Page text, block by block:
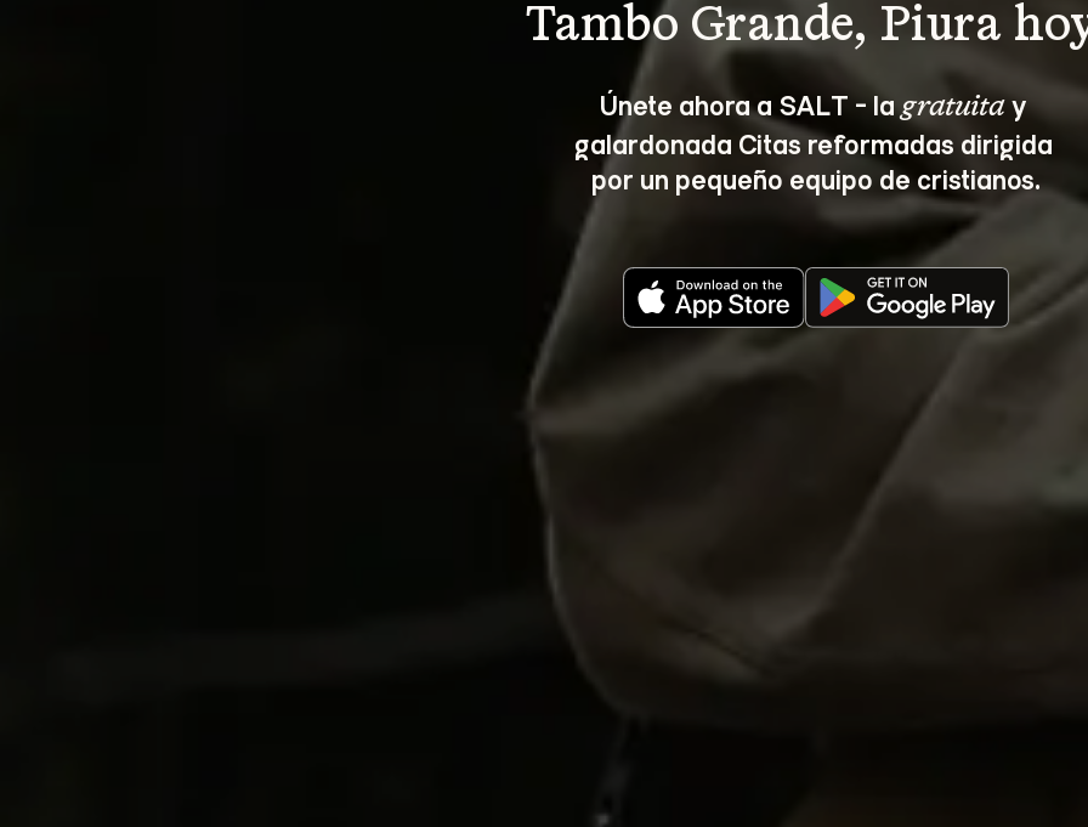
Tambo Grande, Piura
Únete ahora a SALT - la gratuita y
galardonada Citas reformadas dirigida
por un pequeño equipo de cristianos.